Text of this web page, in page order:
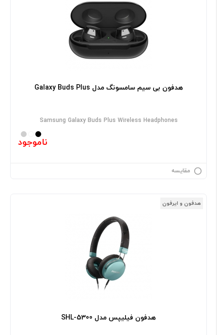
هدفون بی سیم سامسونگ مدل Galaxy Buds Plus
Samsung Galaxy Buds Plus Wireless Headphones
ناموجود
مقایسه
هدفون و ایرفون
هدفون فیلیپس مدل SHL-5300